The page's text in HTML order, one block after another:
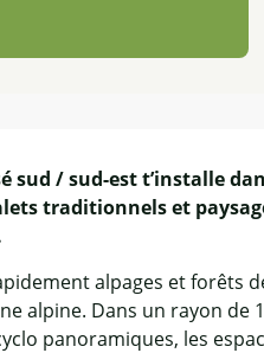
sud / sud-est t’installe
traditionnels et
alpages et forêts
alpine. Dans un rayon de
panoramiques, les